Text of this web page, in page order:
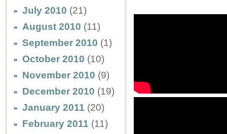
July 2010 (21)
August 2010 (11)
September 2010 (1)
October 2010 (10)
November 2010 (9)
December 2010 (19)
January 2011 (20)
February 2011 (11)